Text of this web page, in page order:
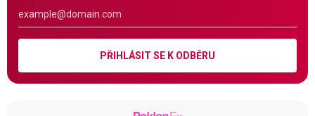
PŘIHLÁSIT SE K ODBĚRU